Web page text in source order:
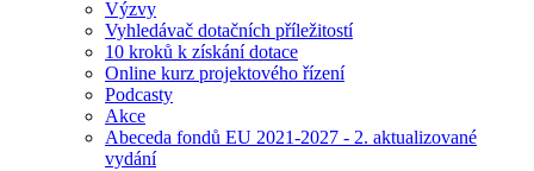
Výzvy
Vyhledávač dotačních příležitostí
10 kroků k získání dotace
Online kurz projektového řízení
Podcasty
Akce
Abeceda fondů EU 2021-2027 - 2. aktualizované
vydání